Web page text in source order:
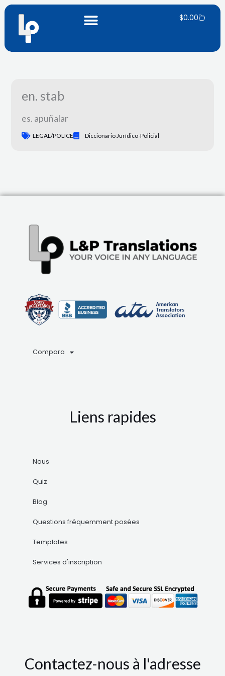
Skip
content
$0.00Panier
en. stab
es. apuñalar
LEGAL/POLICE Diccionario Jurídico-Policial
Compara
Liens rapides
Nous
Quiz
Blog
Questions fréquemment posées
Templates
Services d'inscription
Contactez-nous à l'adresse